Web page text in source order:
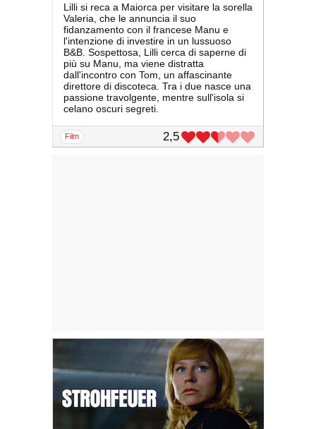
Lilli si reca a Maiorca per visitare la sorella
Valeria, che le annuncia il suo
fidanzamento con il francese Manu e
l'intenzione di investire in un lussuoso
B&B. Sospettosa, Lilli cerca di saperne di
più su Manu, ma viene distratta
dall'incontro con Tom, un affascinante
direttore di discoteca. Tra i due nasce una
passione travolgente, mentre sull'isola si
celano oscuri segreti.
film 2,5